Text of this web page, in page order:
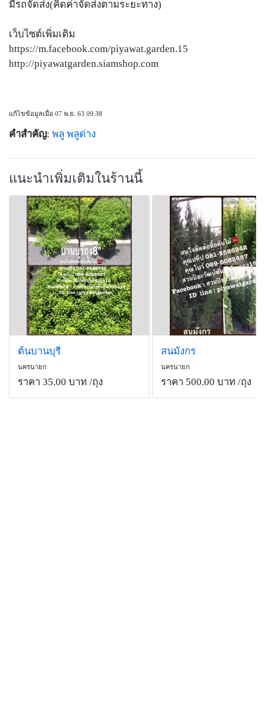
มีรถจัดส่ง(คิดค่าจัดส่งตามระยะทาง)
เว็บไซต์เพิ่มเติม
https://m.facebook.com/piyawat.garden.15
http://piyawatgarden.siamshop.com
แก้ไขข้อมูลเมื่อ 07 พ.ย. 63 09:38
คำสำคัญ: พลู พลูด่าง
แนะนำเพิ่มเติมในร้านนี้
ต้นบานบุรี
นครนายก
ราคา 35.00 บาท /ถุง
สนมังกร
นครนายก
ราคา 500.00 บาท /ถุง